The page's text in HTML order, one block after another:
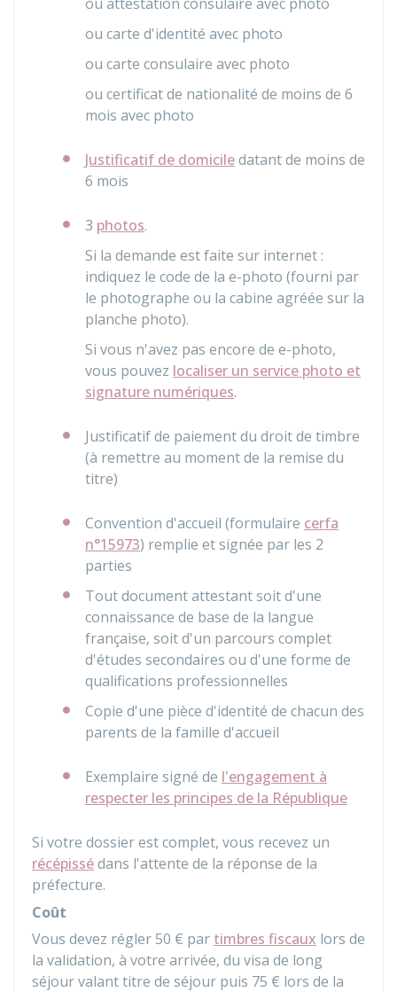
ou carte d'identité avec photo
ou carte consulaire avec photo
ou certificat de nationalité de moins de 6
mois avec photo
Justificatif de domiciledatant de moins de
6 mois
3 photos.
Si la demande est faite sur internet :
indiquez le code de la e-photo (fourni par
le photographe ou la cabine agréée sur la
planche photo).
Si vous n'avez pas encore de e-photo,
vous pouvez localiser un service photo et
signature numériques.
Justificatif de paiement du droit de timbre
(à remettre au moment de la remise du
titre)
Convention d'accueil (formulaire cerfa
n°15973) remplie et signée par les 2
parties
Tout document attestant soit d'une
connaissance de base de la langue
française, soit d'un parcours complet
d'études secondaires ou d'une forme de
qualifications professionnelles
Copie d'une pièce d'identité de chacun des
parents de la famille d'accueil
Exemplaire signé de l'engagement à
respecter les principes de la République
Si votre dossier est complet, vous recevez un
récépissédans l'attente de la réponse de la
préfecture.
Coût
Vous devez régler50 € par timbres fiscaux lors de
la validation, à votre arrivée, du visa de long
séjour valant titre de séjour puis 75 € lors de la